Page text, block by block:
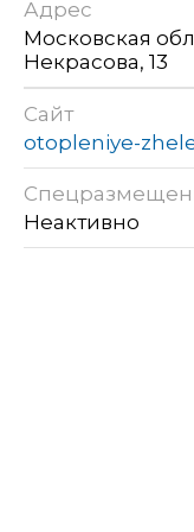
Адрес
Московская
Некрасова, 13
Сайт
otopleniye-
Неактивно